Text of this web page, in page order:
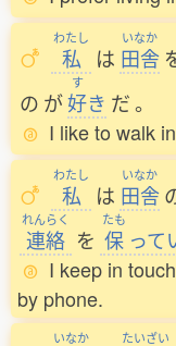
わたし
私 は
いなか
田舎
の が
す
好き だ。
I like to walk
わたし
私 は
いなか
田舎
れんらく
連絡 を
たも
保 って
I keep in
by phone.
いなか たいざい